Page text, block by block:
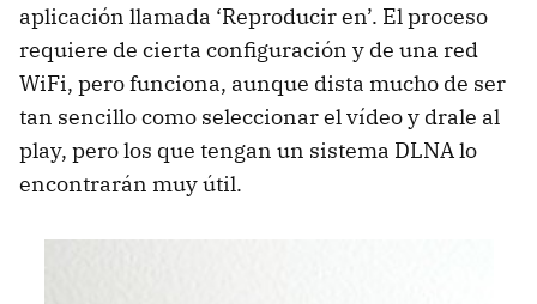
aplicación llamada ‘Reproducir en’. El proceso
requiere de cierta configuración y de una red
WiFi, pero funciona, aunque dista mucho de ser
tan sencillo como seleccionar el vídeo y drale al
play, pero los que tengan un sistema DLNAlo
encontrarán muy útil.